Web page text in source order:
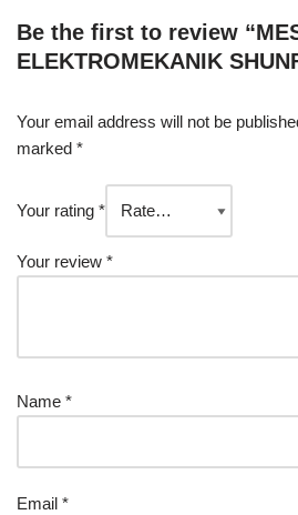
Be the first to review
ELEKTROMEKANIK
Your email address will not be
marked *
Your rating *
Your review *
Name *
Email *